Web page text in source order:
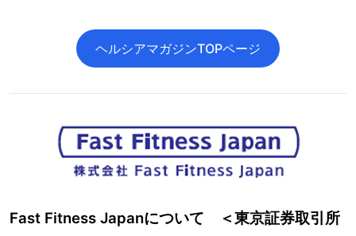
ヘルシアマガジンTOPページ
Fast Fitness Japanについて ＜東京証券取引所